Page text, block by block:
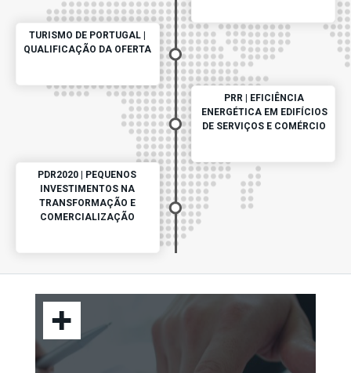
TURISMO DE PORTUGAL |
QUALIFICAÇÃO DA OFERTA
PRR | EFICIÊNCIA
ENERGÉTICA EM EDIFÍCIOS
DE SERVIÇOS E COMÉRCIO
PDR2020 | PEQUENOS
INVESTIMENTOS NA
TRANSFORMAÇÃO E
COMERCIALIZAÇÃO